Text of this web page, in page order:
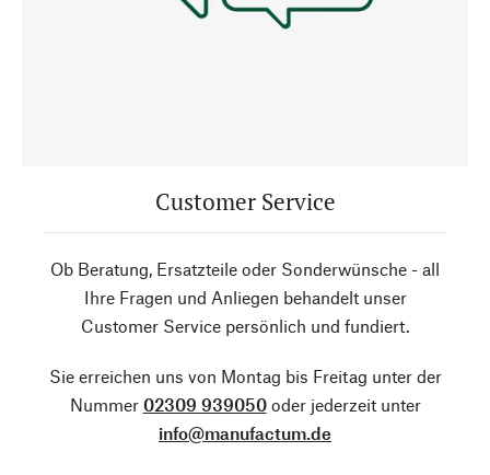
Customer Service
Ob Beratung, Ersatzteile oder Sonderwünsche - all
Ihre Fragen und Anliegen behandelt unser
Customer Service persönlich und fundiert.
Sie erreichen uns von Montag bis Freitag unter der
Nummer 02309 939050oder jederzeit unter
info@manufactum.de